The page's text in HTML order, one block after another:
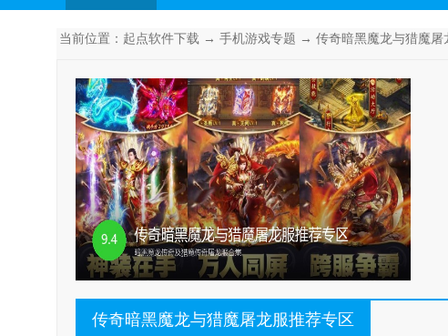
当前位置： 起点软件下载 → 手机游戏专题 → 传奇暗黑魔龙与猎魔屠
传奇暗黑魔龙与猎魔屠龙服推荐专区